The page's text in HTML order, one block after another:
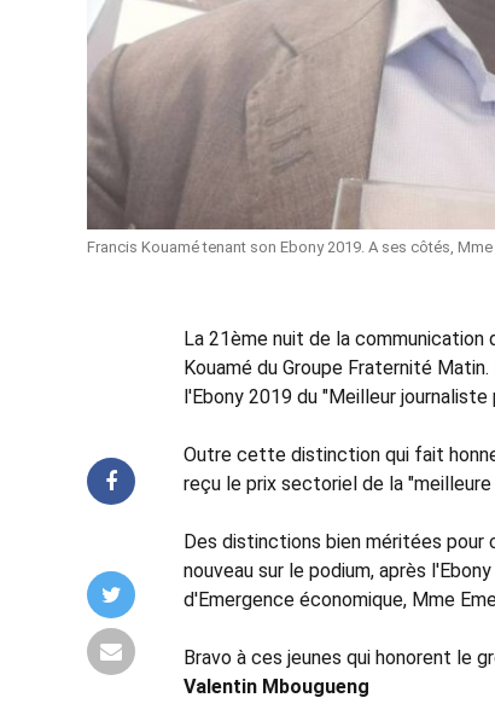
Francis Kouamé tenant son Ebony 2019. A ses côtés,
La 21ème nuit de la communication
Kouamé du Groupe Fraternité
l'Ebony 2019 du "Meilleur
Outre cette distinction qui fait
reçu le prix sectoriel de la
Des distinctions bien méritées pour
nouveau sur le podium, après
d'Emergence économique, Mme
Bravo à ces jeunes qui honorent le
Valentin Mbougueng